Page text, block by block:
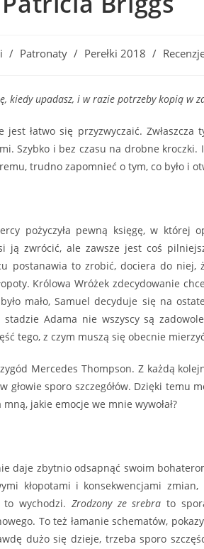
/ Patronaty / Perełki 2018 /
kiedy upadasz, i w razie potrzeby kopią w
łatwo się przyzwyczaić. Zwłaszcza
Szybko i bez czasu na drobne kroczki.
trudno zapomnieć o tym, co było i
pożyczyła pewną księgę, w której
ją zwrócić, ale zawsze jest coś
postanawia to zrobić, dociera do niej,
Królowa Wróżek zdecydowanie
mało, Samuel decyduje się na
Adama nie wszyscy są
tego, z czym muszą się obecnie
Mercedes Thompson. Z każdą
głowie sporo szczegółów. Dzięki temu
mną, jakie emocje we mnie wywołał?
daje zbytnio odsapnąć swoim
kłopotami i konsekwencjami zmian,
wychodzi. Zrodzony ze srebra to
To też łamanie schematów,
dużo się dzieje, trzeba sporo